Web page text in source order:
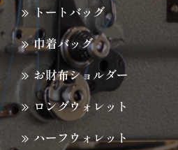
トートバッグ
巾着バッグ
お財布ショルダー
ロングウォレット
ハーフウォレット